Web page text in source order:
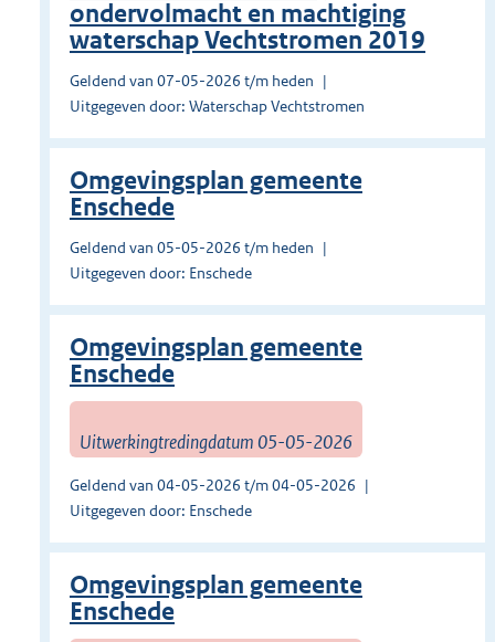
ondervolmacht en machtiging
waterschap Vechtstromen 2019
Geldend van 07-05-2026 t/m heden
Uitgegeven door: Waterschap Vechtstromen
Omgevingsplan gemeente
Enschede
Geldend van 05-05-2026 t/m heden
Uitgegeven door: Enschede
Omgevingsplan gemeente
Enschede
Uitwerkingtredingdatum 05-05-2026
Geldend van 04-05-2026 t/m 04-05-2026
Uitgegeven door: Enschede
Omgevingsplan gemeente
Enschede